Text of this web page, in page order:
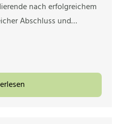
nach erfolgreichem
Abschluss und…